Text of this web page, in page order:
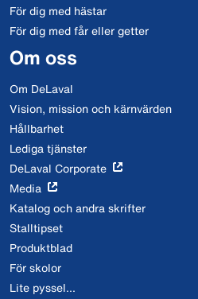
För dig med hästar
För dig med får eller getter
Om oss
Om DeLaval
Vision, mission och kärnvärden
Hållbarhet
Lediga tjänster
DeLaval Corporate
Media
Katalog och andra skrifter
Stalltipset
Produktblad
För skolor
Lite pyssel...